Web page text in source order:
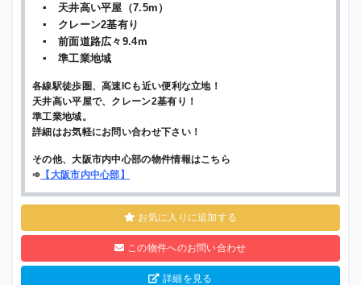
▪ 天井高い平屋（7.5m）
▪ クレーン2基有り
▪ 前面道路広々9.4m
▪ 準工業地域
各線駅徒歩圏、高速ICも近い便利な立地！
天井高い平屋で、クレーン2基有り！
準工業地域。
詳細はお気軽にお問い合わせ下さい！
その他、大阪市内中心部の物件情報はこちら
➾ 【大阪市内中心部】
お気に入りに追加する
この物件へのお問い合わせ
詳細を見る